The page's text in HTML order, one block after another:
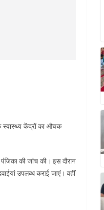
स्वास्थ्य केंद्रों का औचक
की जांच की। इस दौरान
उपलब्ध कराई जाएं। वहीं